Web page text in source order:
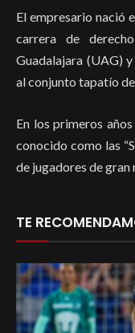
El empresario nació
carrera de
Guadalajara (UAG)
al conjunto tapatío
En los primeros
conocido como las
de jugadores de gran
TE